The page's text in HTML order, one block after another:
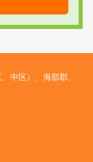
中区）、海部郡、